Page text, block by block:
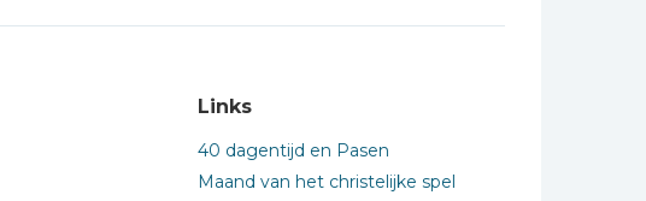
Links
40 dagentijd en Pasen
Maand van het christelijke spel